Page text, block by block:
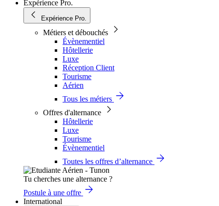
Expérience Pro.
Expérience Pro.
Métiers et débouchés
Évènementiel
Hôtellerie
Luxe
Réception Client
Tourisme
Aérien
Tous les métiers
Offres d'alternance
Hôtellerie
Luxe
Tourisme
Évènementiel
Toutes les offres d’alternance
Tu cherches une alternance ?
Postule à une offre
International